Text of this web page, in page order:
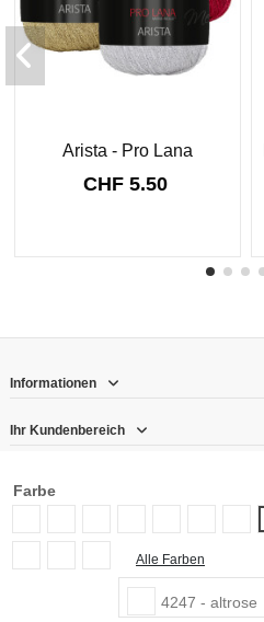
Farbe
6332 - tanne
7001 - weiss
Alle Farben
4247 - altrose
Arista - Pro Lana
CHF 5.50
Informationen
Ihr Kundenbereich
Newsletter